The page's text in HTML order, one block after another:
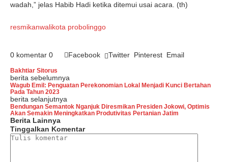
wadah,” jelas Habib Hadi ketika ditemui usai acara. (th)
resmikanwalikota probolinggo
0 komentar 0 Facebook Twitter Pinterest Email
Bakhtiar Sitorus
berita sebelumnya
Wagub Emil: Penguatan Perekonomian Lokal Menjadi Kunci Bertahan
Pada Tahun 2023
berita selanjutnya
Bendungan Semantok Nganjuk Diresmikan Presiden Jokowi, Optimis
Akan Semakin Meningkatkan Produtivitas Pertanian Jatim
Berita Lainnya
Tinggalkan Komentar